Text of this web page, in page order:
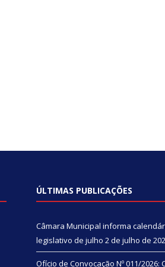
ÚLTIMAS PUBLICAÇÕES
Câmara Municipal informa
legislativo de julho 2 de julho de
Ofício de Convocação Nº 011/2026: